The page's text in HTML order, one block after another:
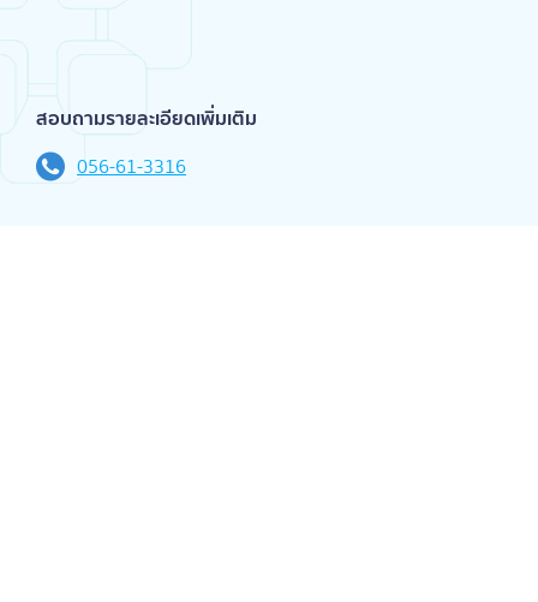
สอบถามรายละเอียดเพิ่มเติม
056-61-3316